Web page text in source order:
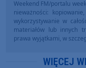
Weekend FM/portalu
nieważności:
wykorzystywanie w
materiałów lub innych
prawa wyjątkami, w
WIĘCEJ